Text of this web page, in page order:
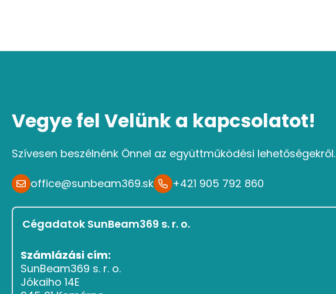
Vegye fel Velünk a kapcsolatot!
Szívesen beszélnénk Önnel az együttműködési lehetőségekről.
office@sunbeam369.sk +421 905 792 860
Cégadatok SunBeam369 s. r. o.
Számlázási cím:
SunBeam369 s. r. o.
Jókaiho 14E